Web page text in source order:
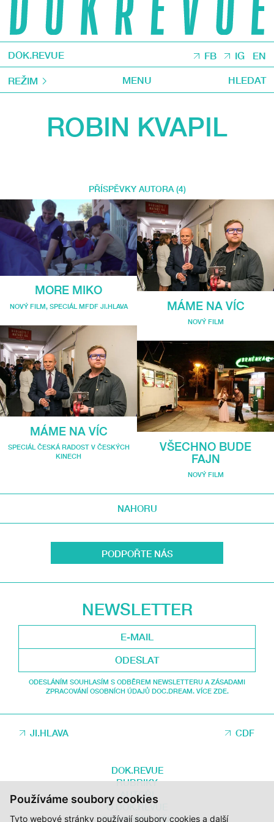
Používáme soubory cookies
Tyto webové stránky používají soubory cookies a další
DOK.REVUE FB IG EN
REŽIM MENU HLEDAT
ROBIN KVAPIL
PŘÍSPĚVKY AUTORA (4)
MORE MIKO
NOVÝ FILM SPECIÁL MFDF JI.HLAVA
MÁME NA VÍC
SPECIÁL ČESKÁ RADOST V ČESKÝCH
KINECH
MÁME NA VÍC
NOVÝ FILM
VŠECHNO BUDE
FAJN
NOVÝ FILM
NAHORU
PODPOŘTE NÁS
NEWSLETTER
ODESLAT
ODESLÁNÍM SOUHLASÍM S ODBĚREM NEWSLETTERU A ZÁSADAMI
ZPRACOVÁNÍ OSOBNÍCH ÚDAJŮ DOC.DREAM. VÍCE ZDE.
JI.HLAVA CDF
DOK.REVUE
RUBRIKY
AUTOŘI
O DOK.REVUE
PODPOŘTE NÁS